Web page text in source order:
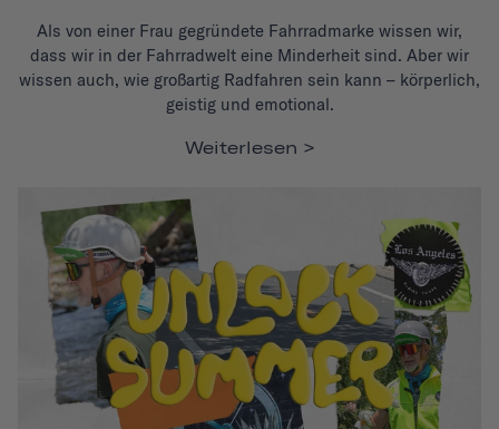
Als von einer Frau gegründete Fahrradmarke wissen wir,
dass wir in der Fahrradwelt eine Minderheit sind. Aber wir
wissen auch, wie großartig Radfahren sein kann – körperlich,
geistig und emotional.
Weiterlesen